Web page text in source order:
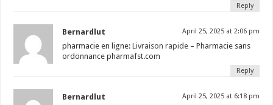
Reply
Bernardlut April 25, 2025 at 2:06 pm
pharmacie en ligne:Livraison rapide – Pharmacie sans
ordonnance pharmafst.com
Reply
Bernardlut April 25, 2025 at 6:18 pm